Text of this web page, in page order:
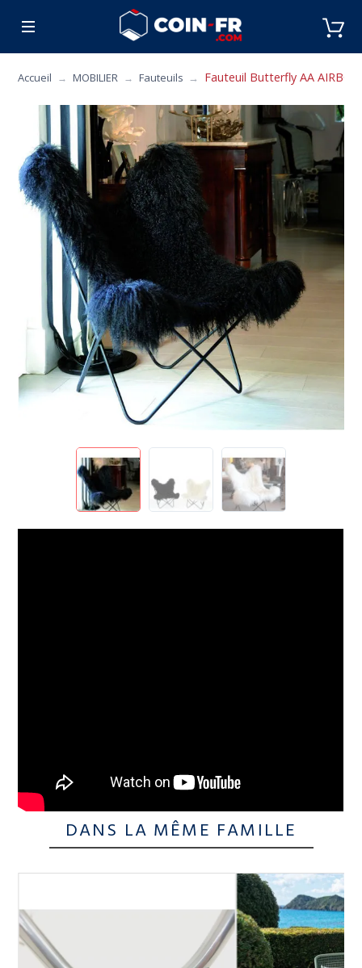
CUISINE MOBILIER
Accueil MOBILIER Fauteuils Fauteuil Butterfly AA
DANS LA MÊME FAMILLE